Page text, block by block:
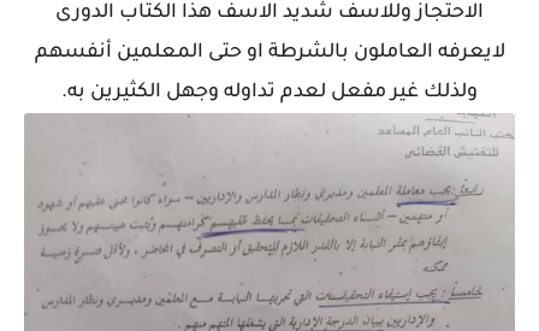
الاحتجاز وللاسف شديد الاسف هذا الكتاب الدورى
لايعرفه العاملون بالشرطة او حتى المعلمين أنفسهم
ولذلك غير مفعل لعدم تداوله وجهل الكثيرين به.